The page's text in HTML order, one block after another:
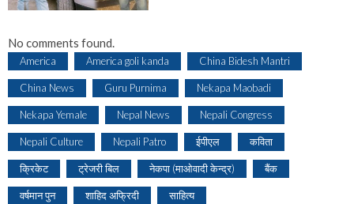
No comments found.
America America goli kanda China Bidesh Mantri
China News Guru Purnima Nekapa Maobadi
Nekapa Yemale Nepal News Nepali Congress
Nepali Culture Nepali Patro ईपीएल कविता
क्रिकेट ट्रेजरी बिल नेकपा (माओवादी केन्द्र) बैंक
वर्षमान पुन शाहिद अफ्रिदी साहित्य